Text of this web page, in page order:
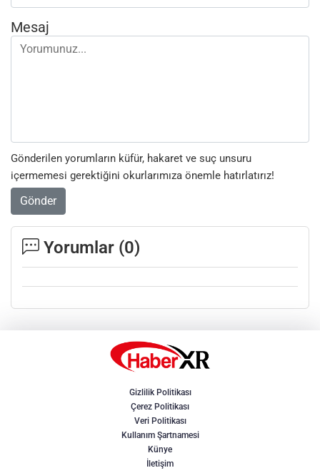
Mesaj
Gönderilen yorumların küfür, hakaret ve suç unsuru
içermemesi gerektiğini okurlarımıza önemle hatırlatırız!
Gönder
Yorumlar (0)
Gizlilik Politikası
Çerez Politikası
Veri Politikası
Kullanım Şartnamesi
Künye
İletişim